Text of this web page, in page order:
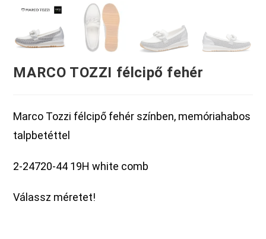
MARCO TOZZI félcipő fehér
Marco Tozzi félcipő fehér színben, memóriahabos
talpbetéttel
2-24720-44 19H white comb
Válassz méretet!